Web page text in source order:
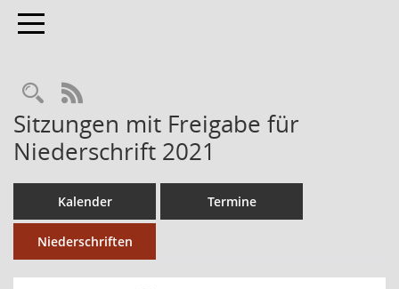
Toggle navigation
RSS-Feed
Sitzungen mit Freigabe für
Niederschrift 2021
Kalender Termine
Niederschriften